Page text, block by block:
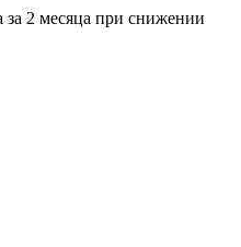
за 2 месяца при снижении